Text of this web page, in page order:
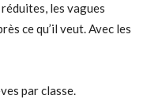
les vagues
ce qu’il veut. Avec les
par classe.